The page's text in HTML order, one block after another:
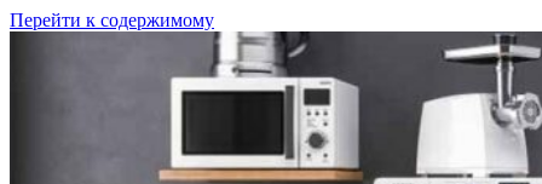
Перейти к содержимому